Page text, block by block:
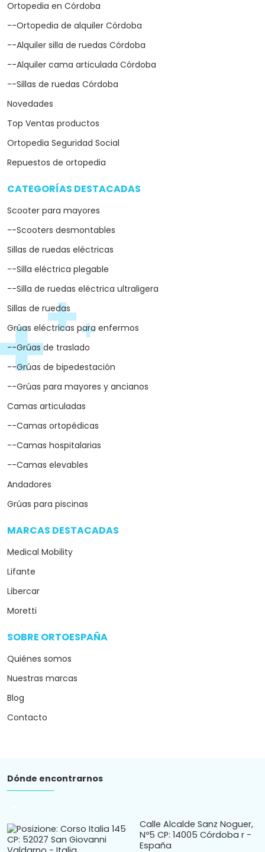
Ortopedia en Córdoba
--Ortopedia de alquiler Córdoba
--Alquiler silla de ruedas Córdoba
--Alquiler cama articulada Córdoba
--Sillas de ruedas Córdoba
Novedades
Top Ventas productos
Ortopedia Seguridad Social
Repuestos de ortopedia
CATEGORÍAS DESTACADAS
Scooter para mayores
--Scooters desmontables
Sillas de ruedas eléctricas
--Silla eléctrica plegable
--Silla de ruedas eléctrica ultraligera
Sillas de ruedas
Grúas eléctricas para enfermos
--Grúas de traslado
--Grúas de bipedestación
--Grúas para mayores y ancianos
Camas articuladas
--Camas ortopédicas
--Camas hospitalarias
--Camas elevables
Andadores
Grúas para piscinas
MARCAS DESTACADAS
Medical Mobility
Lifante
Libercar
Moretti
SOBRE ORTOESPAÑA
Quiénes somos
Nuestras marcas
Blog
Contacto
Dónde encontrarnos
Calle Alcalde Sanz Noguer,
Nº5 CP: 14005 Córdoba r -
España